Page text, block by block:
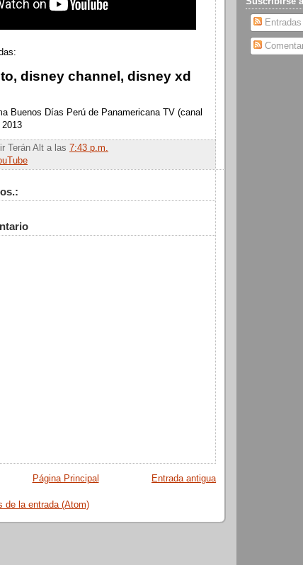
disney channel, disney xd
Buenos Días Perú de Panamericana TV (canal
Terán Alt a las 7:43 p.m.
Entrada antigua
Página Principal
de la entrada (Atom)
Entradas